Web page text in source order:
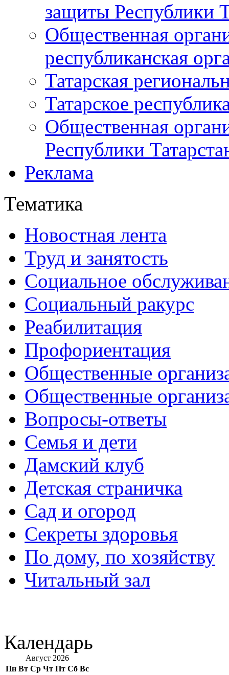
защиты Республики
Общественная
республиканская
Татарская
Татарское
Общественная
Республики
Реклама
Тематика
Новостная лента
Труд и занятость
Социальное
Социальный ракурс
Реабилитация
Профориентация
Общественные
Общественные
Вопросы-ответы
Семья и дети
Дамский клуб
Детская страничка
Сад и огород
Секреты здоровья
По дому, по хозяйству
Читальный зал
Календарь
Август 2026
Пн Вт Ср Чт Пт Сб Вс